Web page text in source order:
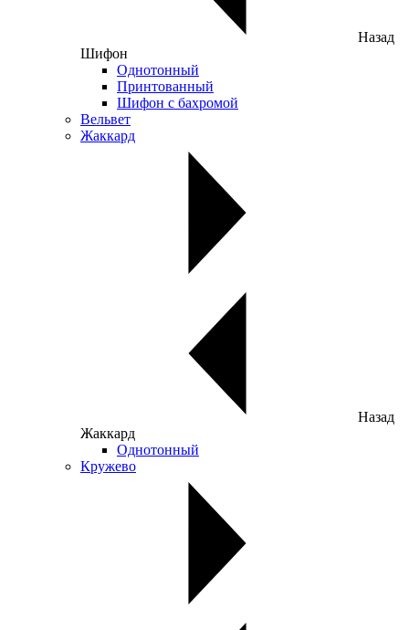
Назад
Шифон
Однотонный
Принтованный
Шифон с бахромой
Вельвет
Жаккард
Назад
Жаккард
Однотонный
Кружево